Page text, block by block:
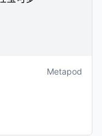
Metapod